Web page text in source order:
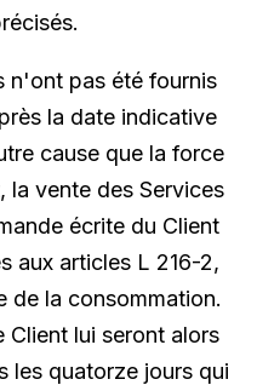
n'ont pas été fournis
la date indicative
cause que la force
la vente des Services
écrite du Client
aux articles L 216-2,
de la consommation.
Client lui seront alors
les quatorze jours qui